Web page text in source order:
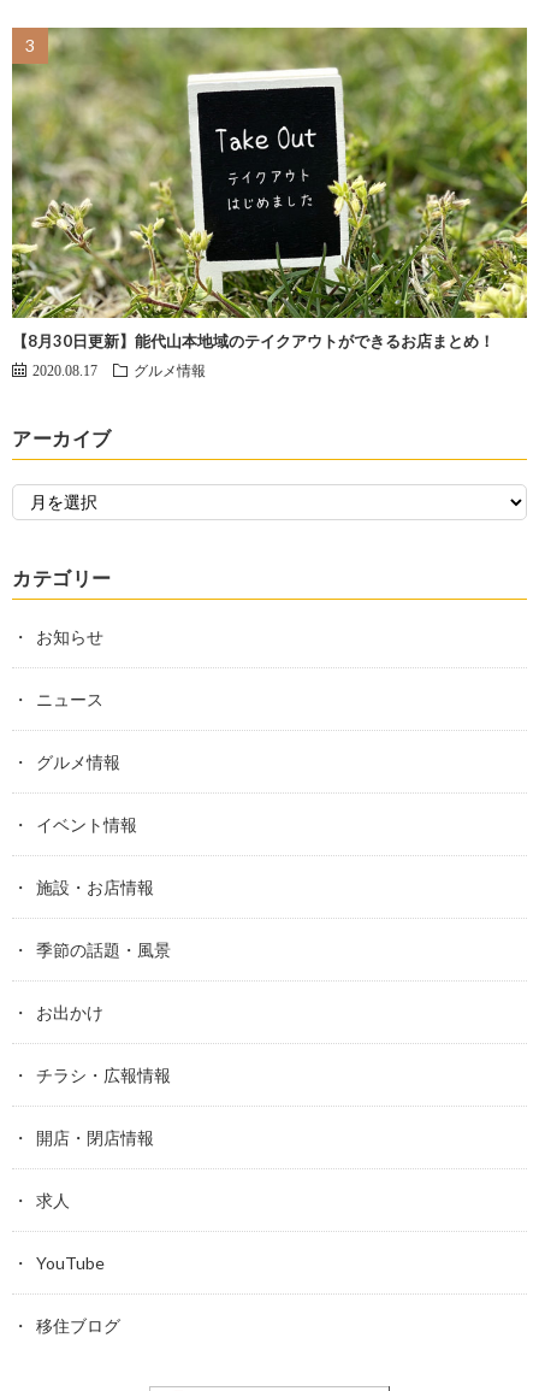
【8月30日更新】能代山本地域のテイクアウトができるお店まとめ！
2020.08.17 グルメ情報
アーカイブ
カテゴリー
お知らせ
ニュース
グルメ情報
イベント情報
施設・お店情報
季節の話題・風景
お出かけ
チラシ・広報情報
開店・閉店情報
求人
YouTube
移住ブログ